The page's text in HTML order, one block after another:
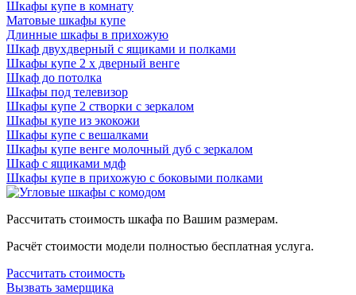
Шкафы купе в комнату
Матовые шкафы купе
Длинные шкафы в прихожую
Шкаф двухдверный с ящиками и полками
Шкафы купе 2 х дверный венге
Шкаф до потолка
Шкафы под телевизор
Шкафы купе 2 створки с зеркалом
Шкафы купе из экокожи
Шкафы купе с вешалками
Шкафы купе венге молочный дуб с зеркалом
Шкаф с ящиками мдф
Шкафы купе в прихожую с боковыми полками
Рассчитать стоимость шкафа по Вашим размерам.
Расчёт стоимости модели полностью бесплатная услуга.
Рассчитать стоимость
Вызвать замерщика